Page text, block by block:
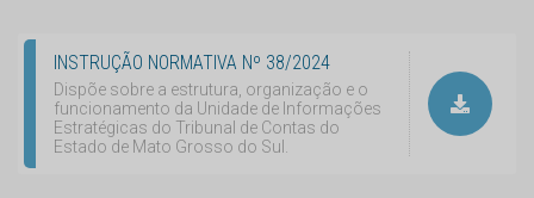
INSTRUÇÃO NORMATIVA Nº 38/2024
Dispõe sobre a estrutura, organização e o
funcionamento da Unidade de Informações
Estratégicas do Tribunal de Contas do
Estado de Mato Grosso do Sul.